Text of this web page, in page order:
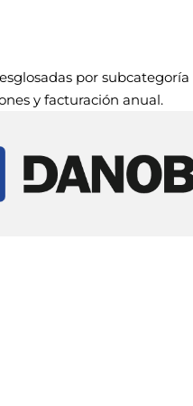
por subcategoría
y facturación anual.